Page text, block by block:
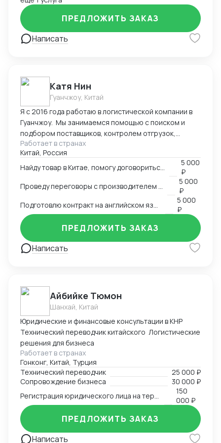
Написать
ПРЕДЛОЖИТЬ ЗАКАЗ
Катя Нин
Гуанчжоу, Китай
Я с 2016 года работаю в логистической компании в
Гуанчжоу. Мы занимаемся помощью с поиском и
подбором поставщиков, контролем отгрузок,
проверкой качества товара. В нашей компании
работает более 10 человек и мы всегда можем вам
помочь по любым вопросам связанным с заказом
Работает в странах
Китай, Россия
5 000
₽
5 000
₽
5 000
₽
Написать
ПРЕДЛОЖИТЬ ЗАКАЗ
Айбийке Тюмон
Шанхай, Китай
Юридические и финансовые консультации в КНР
Технический переводчик китайского Логистические
решения для бизнеса
Работает в странах
Гонконг, Китай, Турция
Технический переводчик
25 000 ₽
Сопровождение бизнеса
30 000 ₽
150
000 ₽
Написать
ПРЕДЛОЖИТЬ ЗАКАЗ